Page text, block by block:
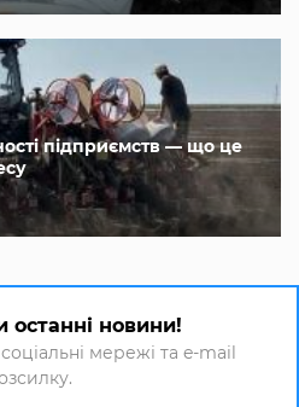
підприємств — що це
останні новини!
мережі та e-mail